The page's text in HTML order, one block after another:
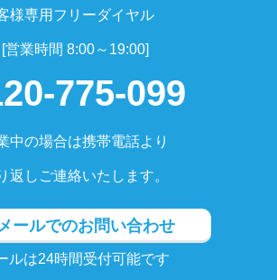
様専用フリーダイヤル
[営業時間 8:00～19:00]
775-099
中の場合は携帯電話より
返しご連絡いたします。
ールでのお問い合わせ
ルは24時間受付可能です